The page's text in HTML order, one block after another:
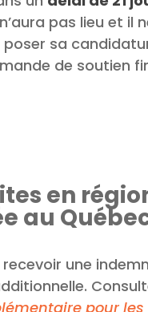
pas lieu et il
poser sa
de soutien
en
au
une
pour les